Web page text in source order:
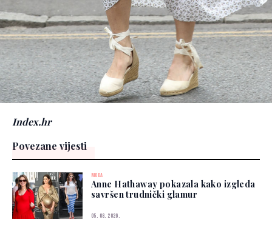
Index.hr
Povezane vijesti
MODA
Anne Hathaway pokazala kako izgleda
savršen trudnički glamur
05. 08. 2026.